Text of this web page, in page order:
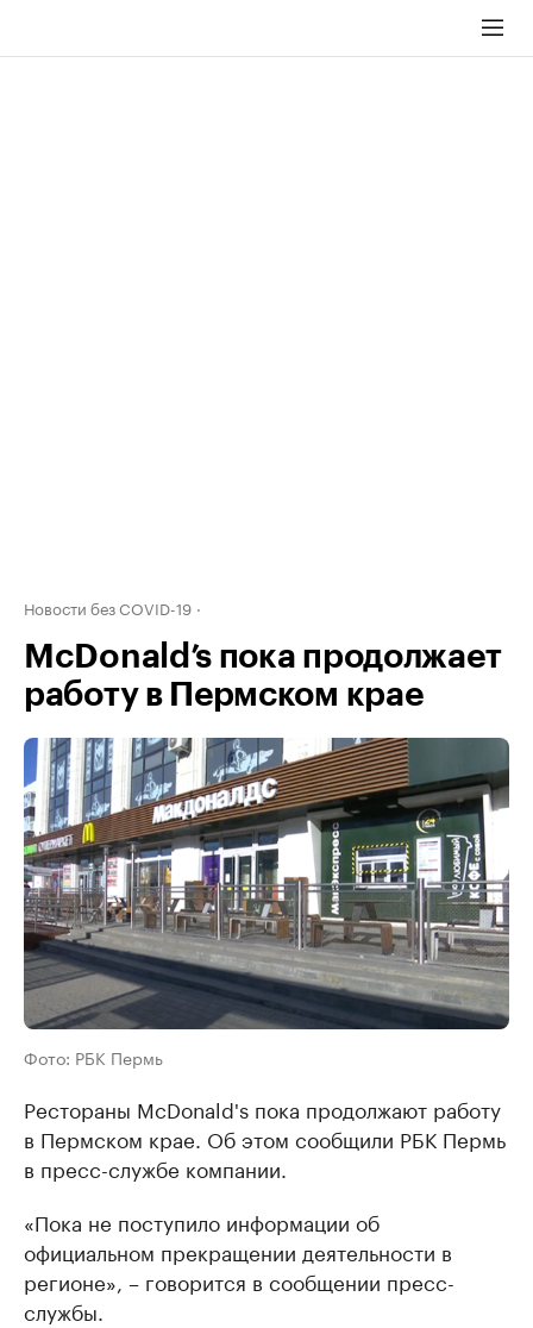
Новости без COVID-19
McDonald’s пока продолжает
работу в Пермском крае
Фото: РБК Пермь
Рестораны McDonald's пока продолжают работу
в Пермском крае. Об этом сообщили РБК Пермь
в пресс-службе компании.
«Пока не поступило информации об
официальном прекращении деятельности в
регионе», – говорится в сообщении пресс-
службы.